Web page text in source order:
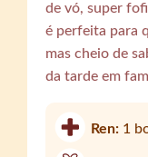
de vó, super
é perfeita para
mas cheio de
da tarde em
Ren: 1